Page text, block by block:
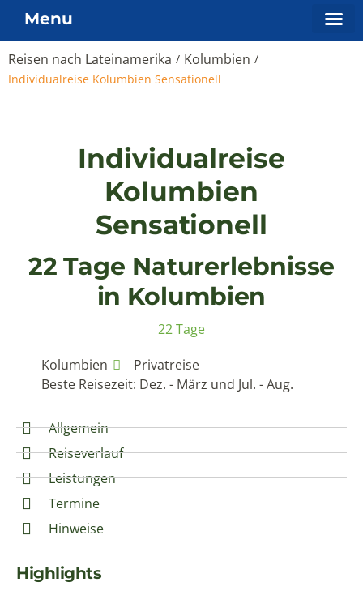
Menu
Reisen nach Lateinamerika / Kolumbien /
Individualreise Kolumbien Sensationell
Individualreise
Kolumbien
Sensationell
22 Tage Naturerlebnisse
in Kolumbien
22 Tage
Kolumbien
Privatreise
Beste Reisezeit: Dez. - März und Jul. - Aug.
Allgemein
Reiseverlauf
Leistungen
Termine
Hinweise
Highlights